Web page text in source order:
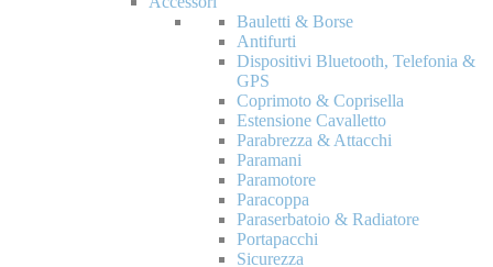
Bauletti & Borse
Antifurti
Dispositivi Bluetooth, Telefonia &
GPS
Coprimoto & Coprisella
Estensione Cavalletto
Parabrezza & Attacchi
Paramani
Paramotore
Paracoppa
Paraserbatoio & Radiatore
Portapacchi
Sicurezza